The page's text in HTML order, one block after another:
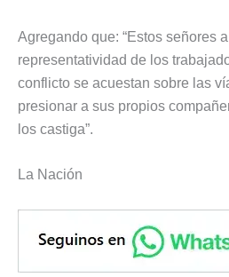
Agregando que: “Estos señores
representatividad de los
conflicto se acuestan sobre las
presionar a sus propios
los castiga”.
La Nación